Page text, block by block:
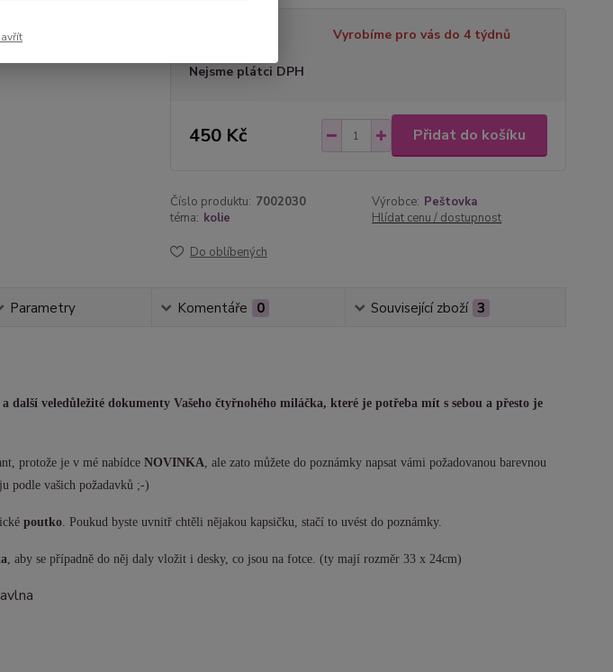
Vyrobíme pro vás do 4 týdnů
Nejsme plátci DPH
450 Kč Přidat do košíku
Číslo produktu: 7002030 Výrobce: Peštovka
téma: kolie Hlídat cenu / dostupnost
Do oblíbených
Parametry Komentáře 0 Související zboží 3
další veledůležité dokumenty Vašeho čtyřnohého miláčka, které je potřeba mít s sebou a přesto je
protože je v mé nabídce NOVINKA, ale zato můžete do poznámky napsat vámi požadovanou barevnou
podle vašich požadavků ;-)
poutko. Poukud byste uvnitř chtěli nějakou kapsičku, stačí to uvést do poznámky.
, aby se případně do něj daly vložit i desky, co jsou na fotce. (ty mají rozměr 33 x 24cm)